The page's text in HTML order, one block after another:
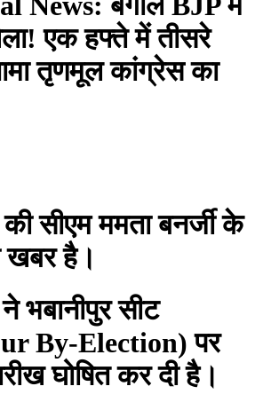
एक हफ्ते में तीसरे
तृणमूल कांग्रेस का
सीएम ममता बनर्जी के
खबर है।
भबानीपुर सीट
By-Election) पर
घोषित कर दी है।